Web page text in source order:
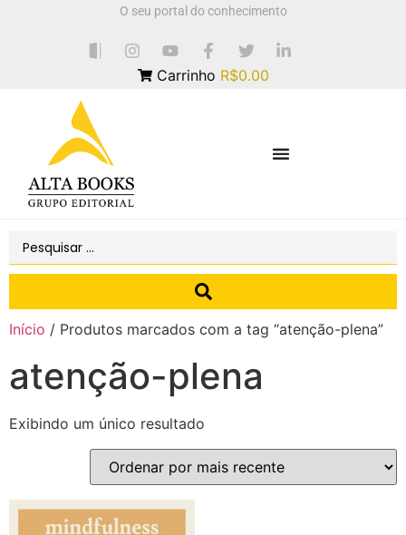
O seu portal do conhecimento
Carrinho R$0.00
Início / Produtos marcados com a tag “atenção-plena”
atenção-plena
Exibindo um único resultado